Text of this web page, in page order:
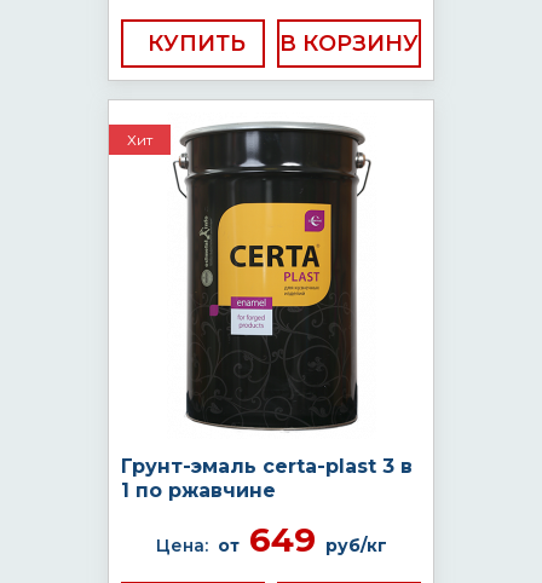
КУПИТЬ
Хит
Грунт-эмаль certa-plast 3 в
1 по ржавчине
Цена: от649 руб/кг